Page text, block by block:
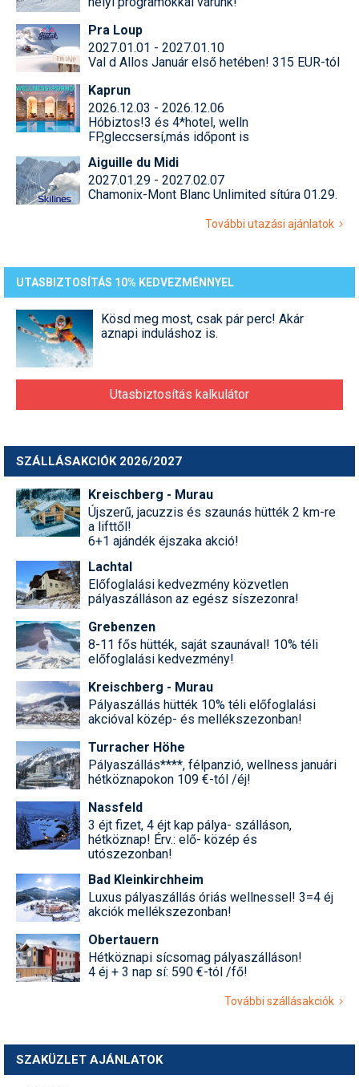
Pra Loup
2027.01.01 - 2027.01.10
Val d Allos Január első hetében! 315 EUR-tól
Kaprun
2026.12.03 - 2026.12.06
Hóbiztos!3 és 4*hotel, welln
FP,gleccsersí,más időpont is
Aiguille du Midi
2027.01.29 - 2027.02.07
Chamonix-Mont Blanc Unlimited sítúra 01.29.
További utazási ajánlatok
UTASBIZTOSÍTÁS 10% KEDVEZMÉNNYEL
Kösd meg most, csak pár perc! Akár
aznapi induláshoz is.
Utasbiztosítás kalkulátor
SZÁLLÁSAKCIÓK 2026/2027
Kreischberg - Murau
Újszerű, jacuzzis és szaunás hütték 2 km-re
a lifttől!
6+1 ajándék éjszaka akció!
Lachtal
Előfoglalási kedvezmény közvetlen
pályaszálláson az egész síszezonra!
Grebenzen
8-11 fős hütték, saját szaunával! 10% téli
előfoglalási kedvezmény!
Kreischberg - Murau
Pályaszállás hütték 10% téli előfoglalási
akcióval közép- és mellékszezonban!
Turracher Höhe
Pályaszállás****, félpanzió, wellness januári
hétköznapokon 109 €-tól /éj!
Nassfeld
3 éjt fizet, 4 éjt kap pálya- szálláson,
hétköznap! Érv.: elő- közép és
utószezonban!
Bad Kleinkirchheim
Luxus pályaszállás óriás wellnessel! 3=4 éj
akciók mellékszezonban!
Obertauern
Hétköznapi sícsomag pályaszálláson!
4 éj + 3 nap sí: 590 €-tól /fő!
További szállásakciók
SZAKÜZLET AJÁNLATOK